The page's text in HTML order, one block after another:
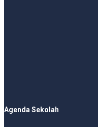
Agenda Sekolah